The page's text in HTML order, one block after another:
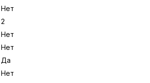
Нет
2
Нет
Нет
Да
Нет